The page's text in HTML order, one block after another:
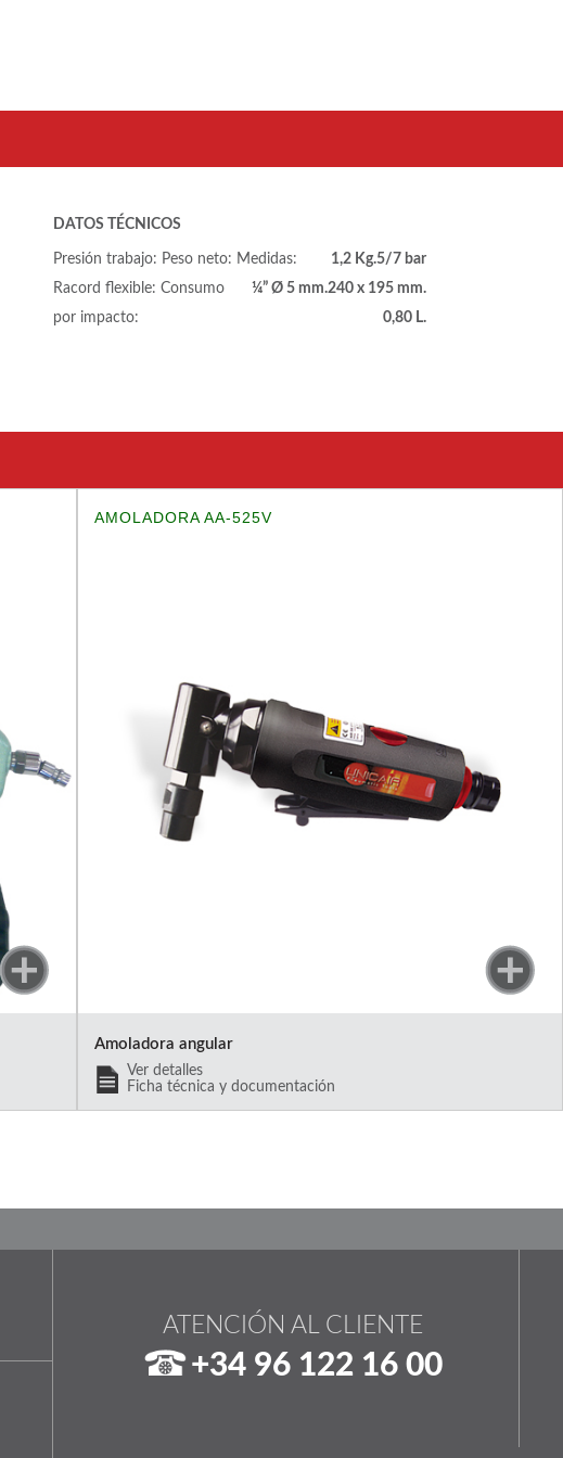
DATOS TÉCNICOS
Presión trabajo: 5/7 bar
Peso neto: 1,2 Kg.
Medidas:
240 x 195 mm.
Racord flexible: ¼” Ø 5 mm.
Consumo
por impacto:
0,80 L.
AMOLADORA AA-525V
Amoladora angular
Ver detalles
Ficha técnica y documentación
ATENCIÓN AL CLIENTE
+34 96 122 16 00